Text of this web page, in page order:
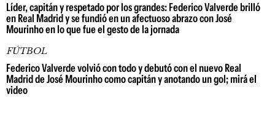
Líder, capitán y respetado por los grandes: Federico Valverde brilló
en Real Madrid y se fundió en un afectuoso abrazo con José
Mourinho en lo que fue el gesto de la jornada
FÚTBOL
Federico Valverde volvió con todo y debutó con el nuevo Real
Madrid de José Mourinho como capitán y anotando un gol; mirá el
video